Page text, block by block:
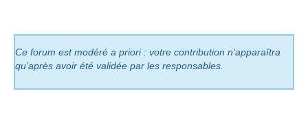
Ce forum est modéré a priori : votre contribution n’apparaîtra
qu’après avoir été validée par les responsables.